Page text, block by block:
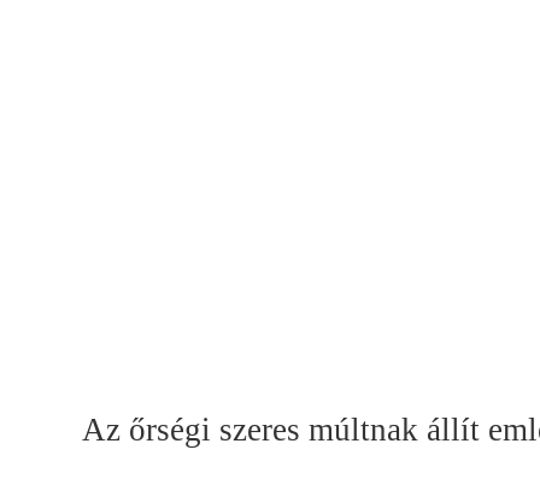
Az őrségi szeres múltnak állít